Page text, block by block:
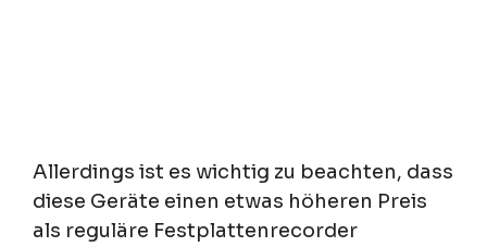
Allerdings ist es wichtig zu beachten, dass
diese Geräte einen etwas höheren Preis
als reguläre Festplattenrecorder